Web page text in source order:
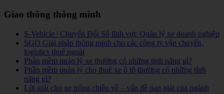
Giao thông thông minh
S-Vehicle | Chuyển Đổi Số lĩnh vực Quản lý xe doanh nghiệp
SGO Giải pháp thông minh cho các công ty vận chuyển,
logistics thuê ngoài
Phần mềm quản lý xe thường có những tính năng gì?
Phần mềm quản lý cho thuê xe ô tô thường có những tính
năng gì?
Lời giải cho xe trống chiều về – vấn đề nan giải của ngành